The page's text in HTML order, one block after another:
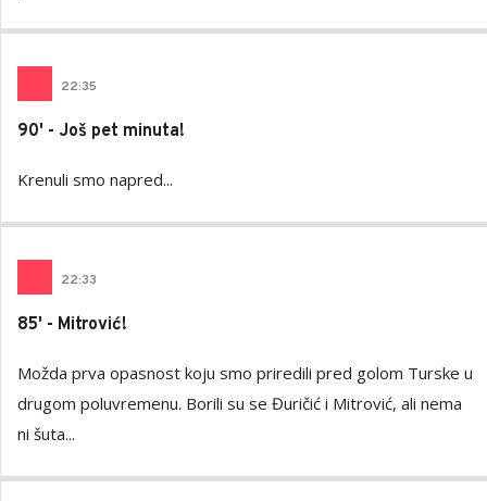
22:35
90' - Još pet minuta!
Krenuli smo napred...
22:33
85' - Mitrović!
Možda prva opasnost koju smo priredili pred golom Turske u
drugom poluvremenu. Borili su se Đuričić i Mitrović, ali nema
ni šuta...